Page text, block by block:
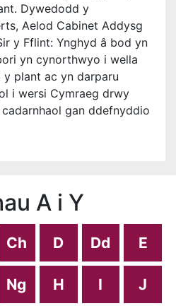
Dywedodd y
Aelod Cabinet Addysg
y Fflint: Ynghyd â bod yn
yn cynorthwyo i wella
plant ac yn darparu
i wersi Cymraeg drwy
gan ddefnyddio
A i Y
Ch D Dd E
Ng H I J